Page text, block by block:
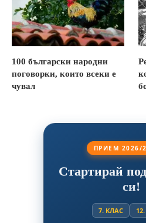
100 български народни
поговорки, които всеки е
чувал
ПРИЕМ 2026/
Стартирай
си!
7. КЛАС